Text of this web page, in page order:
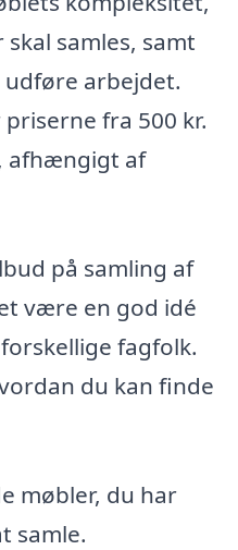
samles, samt
arbejdet.
fra 500 kr.
afhængigt af
på samling af
være en god idé
fagfolk.
du kan finde
møbler, du har
samle.